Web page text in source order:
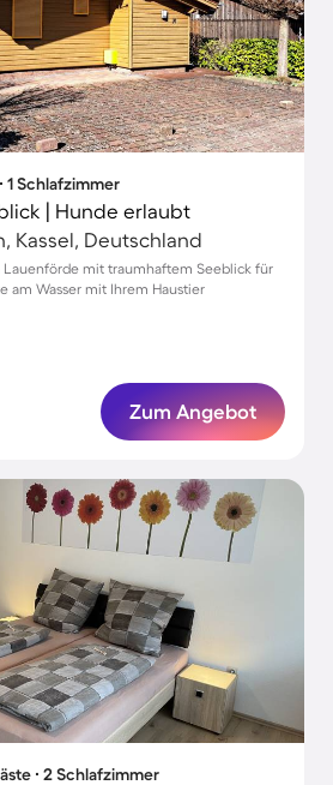
1 Schlafzimmer
| Hunde erlaubt
Kassel, Deutschland
Lauenförde mit traumhaftem Seeblick für
am Wasser mit Ihrem Haustier
Zum Angebot
∙ 2 Schlafzimmer